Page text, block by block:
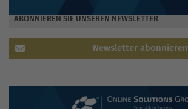
ABONNIEREN SIE UNSEREN NEWSLETTER
Newsletter abonnieren